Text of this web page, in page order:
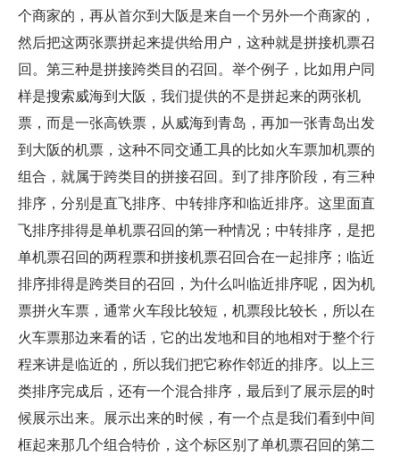
个商家的，再从首尔到大阪是来自一个另外一个商家的，
然后把这两张票拼起来提供给用户，这种就是拼接机票召
回。第三种是拼接跨类目的召回。举个例子，比如用户同
样是搜索威海到大阪，我们提供的不是拼起来的两张机
票，而是一张高铁票，从威海到青岛，再加一张青岛出发
到大阪的机票，这种不同交通工具的比如火车票加机票的
组合，就属于跨类目的拼接召回。到了排序阶段，有三种
排序，分别是直飞排序、中转排序和临近排序。这里面直
飞排序排得是单机票召回的第一种情况；中转排序，是把
单机票召回的两程票和拼接机票召回合在一起排序；临近
排序排得是跨类目的召回，为什么叫临近排序呢，因为机
票拼火车票，通常火车段比较短，机票段比较长，所以在
火车票那边来看的话，它的出发地和目的地相对于整个行
程来讲是临近的，所以我们把它称作邻近的排序。以上三
类排序完成后，还有一个混合排序，最后到了展示层的时
候展示出来。展示出来的时候，有一个点是我们看到中间
框起来那几个组合特价，这个标区别了单机票召回的第二